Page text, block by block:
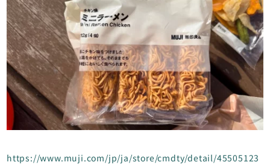
https://www.muji.com/jp/ja/store/cmdty/detail/45505123